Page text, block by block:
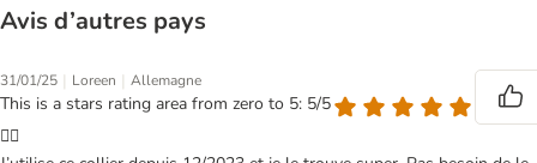
Avis d’autres pays
31/01/25 | Loreen | Allemagne
This is a stars rating area from zero to 5: 5/5
👍🏻